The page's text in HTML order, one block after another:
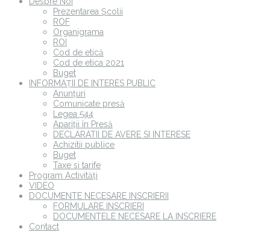
Prezentarea Școlii
ROF
Organigrama
ROI
Cod de etică
Cod de etica 2021
Buget
INFORMAȚII DE INTERES PUBLIC
Anunțuri
Comunicate presă
Legea 544
Apariții în Presă
DECLARATII DE AVERE SI INTERESE
Achizitii publice
Buget
Taxe si tarife
Program Activități
VIDEO
DOCUMENTE NECESARE INSCRIERII
FORMULARE INSCRIERI
DOCUMENTELE NECESARE LA INSCRIERE
Contact